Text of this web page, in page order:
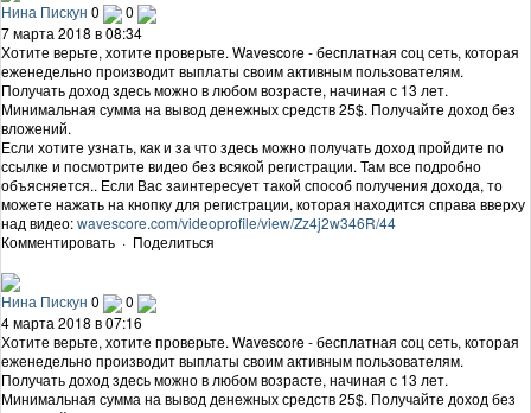
Нина Пискун 0
0
7 марта 2018 в 08:34
Хотите верьте, хотите проверьте. Wavescore - бесплатная соц сеть, которая
еженедельно производит выплаты своим активным пользователям.
Получать доход здесь можно в любом возрасте, начиная с 13 лет.
Минимальная сумма на вывод денежных средств 25$. Получайте доход без
вложений.
Если хотите узнать, как и за что здесь можно получать доход пройдите по
ссылке и посмотрите видео без всякой регистрации. Там все подробно
объясняется.. Если Вас заинтересует такой способ получения дохода, то
можете нажать на кнопку для регистрации, которая находится справа вверху
над видео:wavescore.com/videoprofile/view/Zz4j2w346R/44
Комментировать · Поделиться
Нина Пискун 0
0
4 марта 2018 в 07:16
Хотите верьте, хотите проверьте. Wavescore - бесплатная соц сеть, которая
еженедельно производит выплаты своим активным пользователям.
Получать доход здесь можно в любом возрасте, начиная с 13 лет.
Минимальная сумма на вывод денежных средств 25$. Получайте доход без